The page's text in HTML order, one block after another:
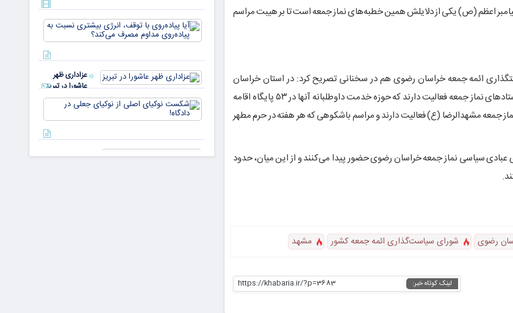
اعظم (ص) یکی از دلایلش همین خطبه‌های نماز جمعه است تا بر هیبت مراسم
ائمه جمعه خراسان رضوی هم در سخنانی تصریح کرد: در استان خراسان
رضوی، به طور کلی چهار هزار و ۴۰۸ نفر منطبق بر این شرایط و به‌عنوان خادم ستادهای نماز جمعه فعالیت دارند که حوزه خدمت داوطلبانه آنها در ۵۳ پایگاه اقامه
است. از این میان، بیش از ۱۱۰۰ نفر نیز در ستاد نماز جمعه مشهدالرضا (ع) فعالیت دارند و مراسم باشکوهی که هر هفته در حرم مطهر
مردم استان در آئین‌های عبادی سیاسی نماز جمعه خراسان رضوی حضور پیدا می‌کنند و از این میان، حدود
رضوی شورای سیاست‌گذاری ائمه جمعه کشور مشهد
لینک کوتاه خبر: https://khabaria.ir/?p=3683
عزاداری ظهر
عاشورا در تبریز
دادگاه!
پیش دیابت را